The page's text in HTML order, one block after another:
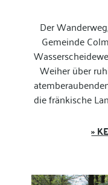
Der
Gemeinde
Weiher über
die fränkische
»